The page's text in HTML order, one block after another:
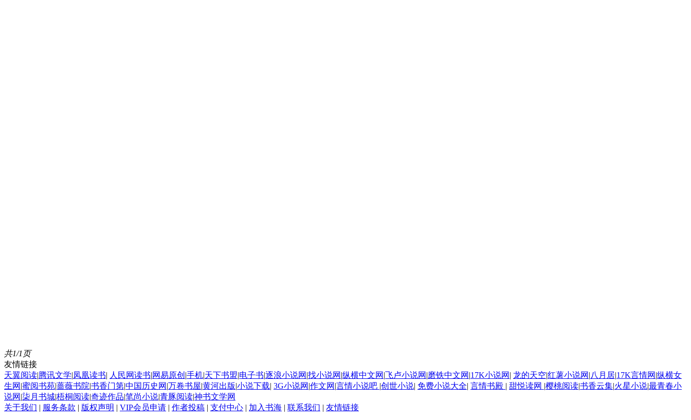
共1/1页
友情链接
天翼阅读|腾讯文学|凤凰读书| 人民网读书|网易原创 |手机|天下书盟|电子书|逐浪小说网 |找小说网 |纵横中文网 |飞卢小说网 |磨铁中文网 |17K小说网 | 龙的天空|红薯小说网 |八月居|17K言情网 |纵横女
生网 |蜜阅书苑|蔷薇书院|书香门第|中国历史网 |万卷书屋|黄河出版|小说下载| 3G小说网 |作文网 |言情小说吧 |创世小说| 免费小说大全| 言情书殿 | 甜悦读网 |樱桃阅读|书香云集|火星小说|最青春小
说网 |柒月书城|梧桐阅读|奇迹作品|笔尚小说|青豚阅读|神书文学网
关于我们 | 服务条款 | 版权声明 | VIP会员申请 | 作者投稿 | 支付中心 | 加入书海 | 联系我们 | 友情链接